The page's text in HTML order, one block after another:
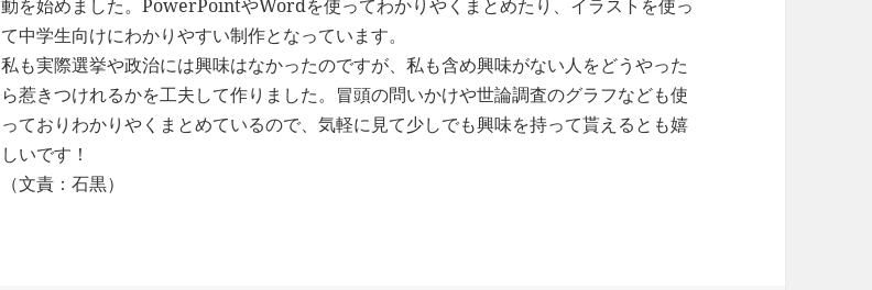
動を始めました。PowerPointやWordを使ってわかりやくまとめたり、イラストを使っ
て中学生向けにわかりやすい制作となっています。
私も実際選挙や政治には興味はなかったのですが、私も含め興味がない人をどうやった
ら惹きつけれるかを工夫して作りました。冒頭の問いかけや世論調査のグラフなども使
っておりわかりやくまとめているので、気軽に見て少しでも興味を持って貰えるとも嬉
しいです！
（文責：石黒）